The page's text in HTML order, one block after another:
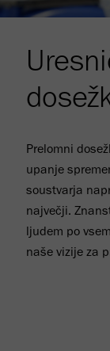
Prelomni
upanje
soustvarja
največji.
ljudem po
naše vizije za